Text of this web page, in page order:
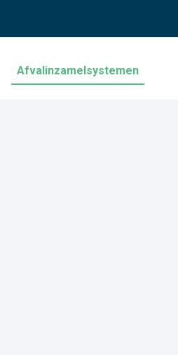
Afvalinzamelsystemen